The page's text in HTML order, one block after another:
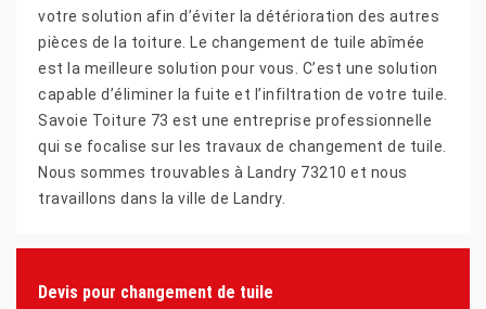
votre solution afin d’éviter la détérioration des autres
pièces de la toiture. Le changement de tuile abîmée
est la meilleure solution pour vous. C’est une solution
capable d’éliminer la fuite et l’infiltration de votre tuile.
Savoie Toiture 73 est une entreprise professionnelle
qui se focalise sur les travaux de changement de tuile.
Nous sommes trouvables à Landry 73210 et nous
travaillons dans la ville de Landry.
Devis pour changement de tuile